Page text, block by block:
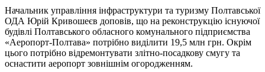
Начальник управління інфраструктури та туризму Полтавської
ОДА Юрій Кривошеєв доповів, що на реконструкцію існуючої
будівлі Полтавського обласного комунального підприємства
«Аеропорт-Полтава» потрібно виділити 19,5 млн грн. Окрім
цього потрібно відремонтувати злітно-посадкову смугу та
оснастити аеропорт зовнішнім огородженням.